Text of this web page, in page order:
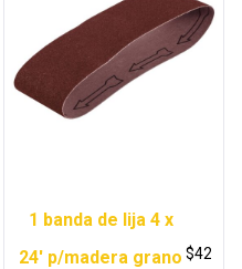
1 banda de lija 4 x
24′ p/madera grano $42